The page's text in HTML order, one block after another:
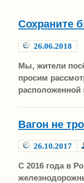
Сохраните
26.06.2018
Мы, жители
просим
расположенной
Вагон не
26.10.2017
С 2016 года в